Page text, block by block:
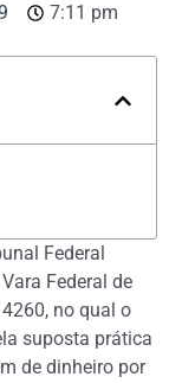
7:11 pm
Federal
Federal de
no qual o
suposta prática
de dinheiro por